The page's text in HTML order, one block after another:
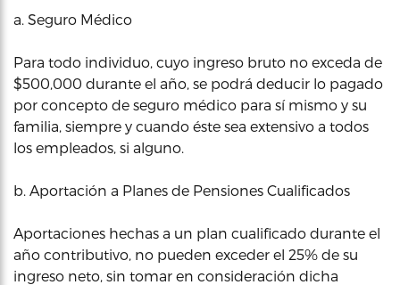
a. Seguro Médico
Para todo individuo, cuyo ingreso bruto no exceda de
$500,000 durante el año, se podrá deducir lo pagado
por concepto de seguro médico para sí mismo y su
familia, siempre y cuando éste sea extensivo a todos
los empleados, si alguno.
b. Aportación a Planes de Pensiones Cualificados
Aportaciones hechas a un plan cualificado durante el
año contributivo, no pueden exceder el 25% de su
ingreso neto, sin tomar en consideración dicha